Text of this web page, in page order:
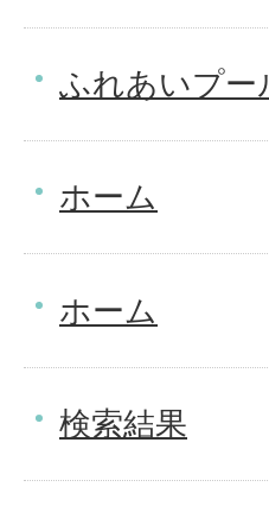
ふれあいプー
ホーム
ホーム
検索結果